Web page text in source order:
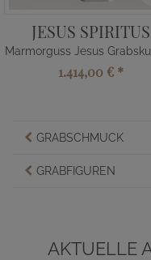
JESUS SPIRITUS
Marmorguss Jesus
1.414,00 € *
GRABSCHMUCK
GRABFIGUREN
AKTUELLE